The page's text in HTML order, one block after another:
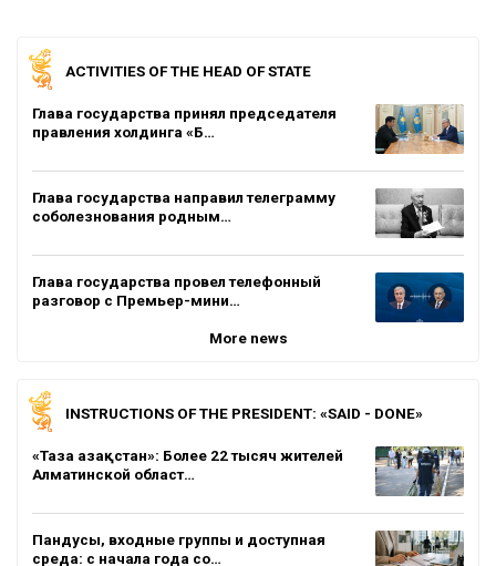
ACTIVITIES OF THE HEAD OF STATE
Глава государства принял председателя
правления холдинга «Б…
Глава государства направил телеграмму
соболезнования родным…
Глава государства провел телефонный
разговор с Премьер-мини…
More news
INSTRUCTIONS OF THE PRESIDENT: «SAID - DONE»
«Таза Қазақстан»: Более 22 тысяч жителей
Алматинской област…
Пандусы, входные группы и доступная
среда: с начала года со…